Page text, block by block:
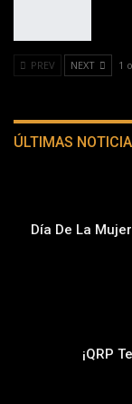
PREV NEXT 1
ÚLTIMAS
Día De La
¡QRP